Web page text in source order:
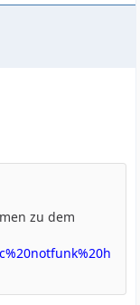
zu dem